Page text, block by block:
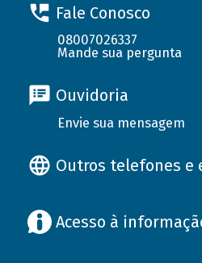
Fale Conosco
08007026337
Mande sua pergunta
Ouvidoria
Envie sua mensagem
Outros telefones e
Acesso à